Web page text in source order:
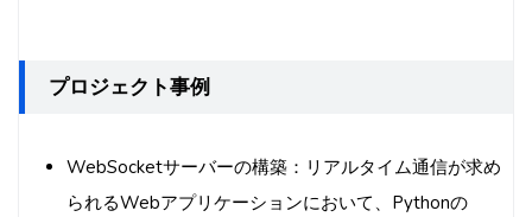
プロジェクト事例
WebSocketサーバーの構築：リアルタイム通信が求め
られるWebアプリケーションにおいて、Pythonの